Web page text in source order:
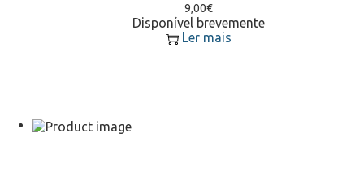
9,00€
Disponível brevemente
Ler mais